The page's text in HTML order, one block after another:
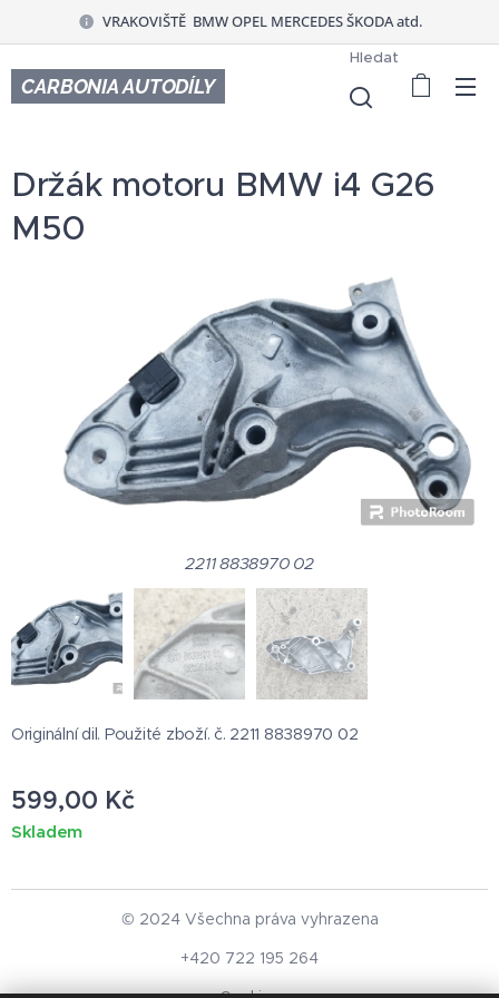
VRAKOVIŠTĚ BMW OPEL MERCEDES ŠKODA atd.
CARBONIA AUTODÍLY
Hledat
Držák motoru BMW i4 G26
M50
2211 8838970 02
Originální dil. Použité zboží. č. 2211 8838970 02
599,00 Kč
Skladem
© 2024 Všechna práva vyhrazena
+420 722 195 264